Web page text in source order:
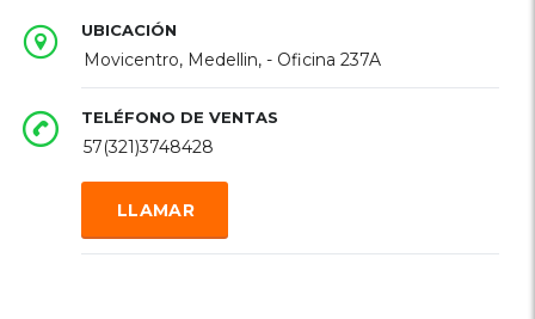
UBICACIÓN
Movicentro, Medellin, - Oficina 237A
TELÉFONO DE VENTAS
57(321)3748428
LLAMAR